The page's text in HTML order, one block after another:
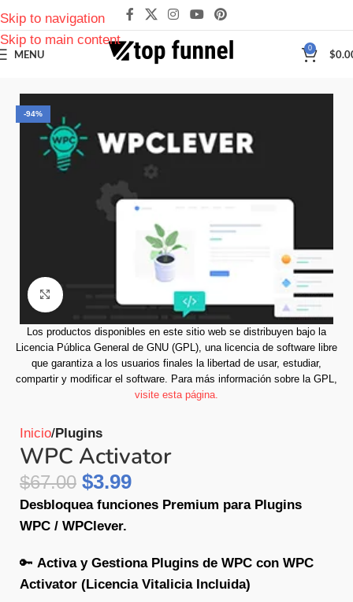
Skip to navigation
Skip to main content
MENU 0 $
-94%
Click to enlarge
Los productos disponibles en este sitio web se distribuyen bajo la
Licencia Pública General de GNU (GPL), una licencia de software libre
que garantiza a los usuarios finales la libertad de usar, estudiar,
compartir y modificar el software. Para más información sobre la GPL,
visite esta página.
Inicio Plugins
WPC Activator
$67.00 $3.99
Desbloquea funciones Premium para Plugins
WPC / WPClever.
🔑 Activa y Gestiona Plugins de WPC con WPC
Activator (Licencia Vitalicia Incluida)